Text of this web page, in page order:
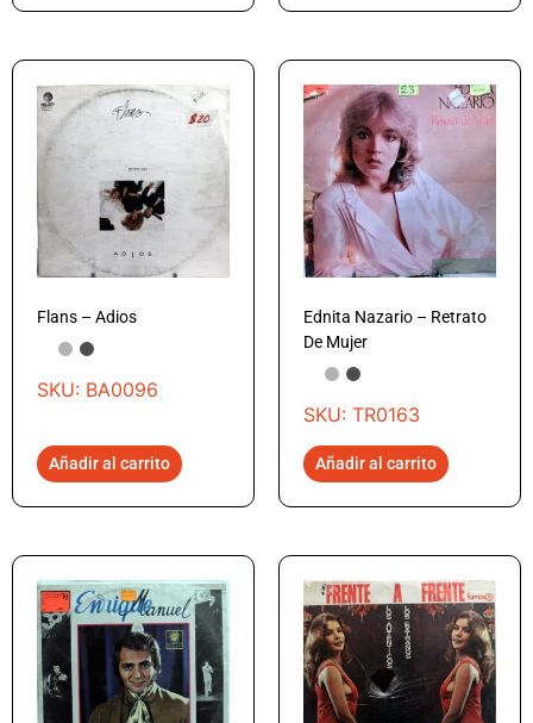
Flans – Adios
SKU: BA0096
Añadir al carrito
Ednita Nazario – Retrato
De Mujer
SKU: TR0163
Añadir al carrito